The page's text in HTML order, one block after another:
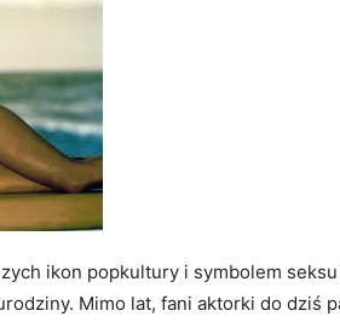
ikon popkultury i symbolem
Mimo lat, fani aktorki do dziś